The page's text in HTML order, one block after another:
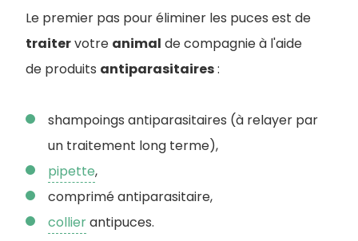
Le premier pas pour éliminer les puces est de
traitervotre animal de compagnie à l'aide
de produits antiparasitaires:
shampoings antiparasitaires (à relayer par
un traitement long terme),
pipette,
comprimé antiparasitaire,
collierantipuces.